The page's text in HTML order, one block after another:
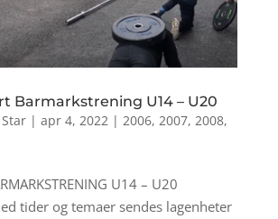
Barmarkstrening U14 – U20
| apr 4, 2022| 2006, 2007, 2008,
U14 – U20
tider og temaer sendes lagenheter